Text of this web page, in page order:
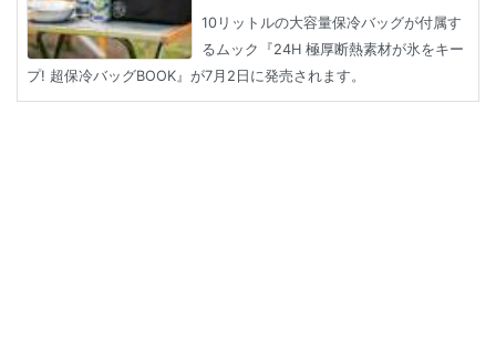
10リットルの大容量保冷バッグが付属す
るムック『24H 極厚断熱素材が氷をキー
プ! 超保冷バッグBOOK』が7月2日に発売されます。